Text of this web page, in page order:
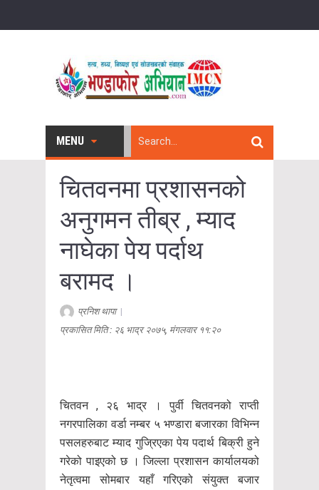
MENU
चितवनमा प्रशासनको
अनुगमन तीब्र , म्याद
नाघेका पेय पर्दाथ
बरामद ।
प्रनिश थापा|
प्रकासित मिति : २६ भाद्र २०७५, मंगलवार ११:२०
चितवन , २६ भाद्र । पुर्वी चितवनको राप्ती
नगरपालिका वर्डा नम्बर ५ भण्डारा बजारका विभिन्न
पसलहरुबाट म्याद गुज्रिएका पेय पदार्थ बिक्री हुने
गरेको पाइएको छ । जिल्ला प्रशासन कार्यालयको
नेतृत्वमा सोमबार यहाँ गरिएको संयुक्त बजार